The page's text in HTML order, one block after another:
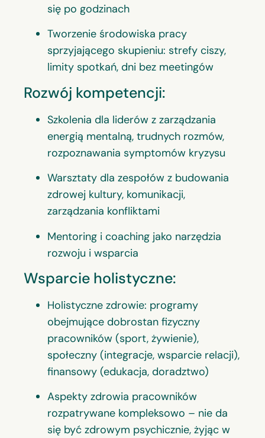
się po godzinach
Tworzenie środowiska pracy
sprzyjającego skupieniu: strefy ciszy,
limity spotkań, dni bez meetingów
Rozwój kompetencji:
Szkolenia dla liderów z zarządzania
energią mentalną, trudnych rozmów,
rozpoznawania symptomów kryzysu
Warsztaty dla zespołów z budowania
zdrowej kultury, komunikacji,
zarządzania konfliktami
Mentoring i coaching jako narzędzia
rozwoju i wsparcia
Wsparcie holistyczne:
Holistyczne zdrowie: programy
obejmujące dobrostan fizyczny
pracowników (sport, żywienie),
społeczny (integracje, wsparcie relacji),
finansowy (edukacja, doradztwo)
Aspekty zdrowia pracowników
rozpatrywane kompleksowo – nie da
się być zdrowym psychicznie, żyjąc w